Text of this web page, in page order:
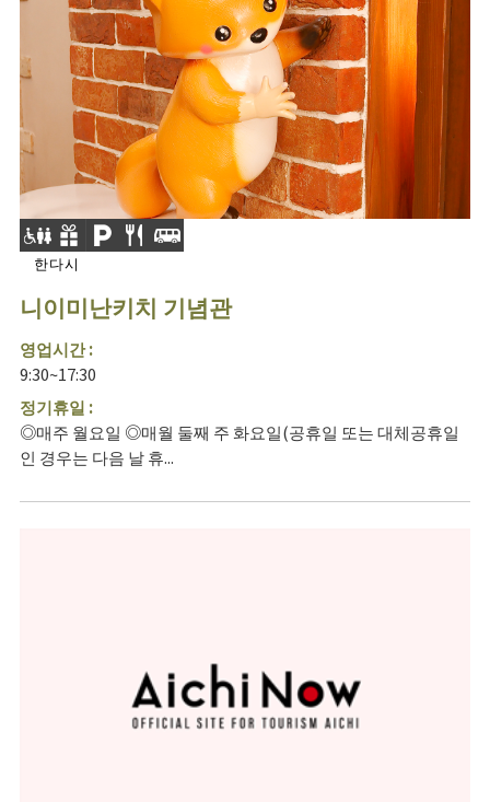
한다시
니이미난키치 기념관
영업시간 :
9:30~17:30
정기휴일 :
◎매주 월요일 ◎매월 둘째 주 화요일(공휴일 또는 대체공휴일
인 경우는 다음 날 휴...